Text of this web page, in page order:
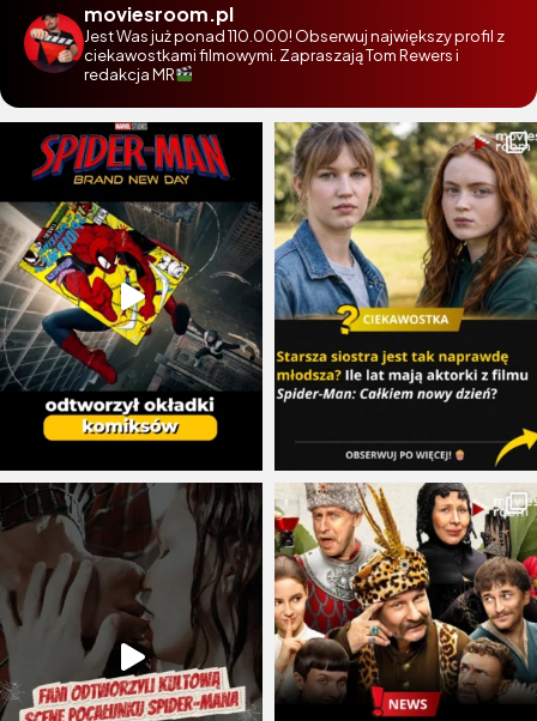
moviesroom.pl
Jest Was już ponad 110.000! Obserwuj największy profil z
ciekawostkami filmowymi. Zapraszają Tom Rewers i
redakcja MR